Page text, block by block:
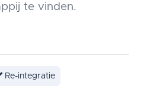
te vinden.
Re-integratie